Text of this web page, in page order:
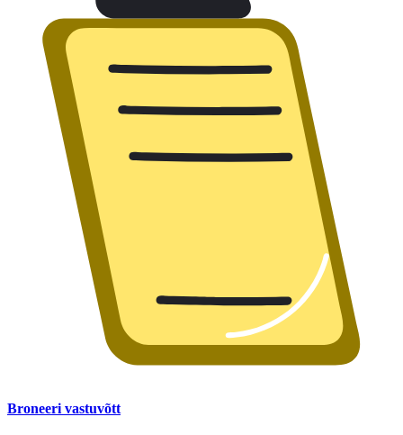
Broneeri vastuvõtt